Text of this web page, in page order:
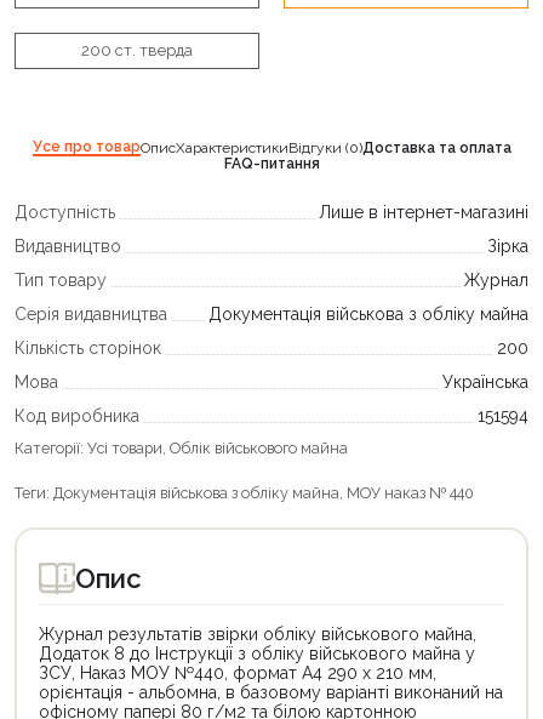
200 ст. тверда
Усе про товарОписХарактеристикиВідгуки (0)Доставка та оплата
FAQ-питання
Доступність
Лише в інтернет-магазині
Видавництво
Зірка
Тип товару
Журнал
Серія видавництва
Документація військова з обліку майна
Кількість сторінок
200
Мова
Українська
Код виробника
151594
Категорії: Усі товари, Облік військового майна
Теги: Документація військова з обліку майна, МОУ наказ № 440
Опис
Журнал результатів звірки обліку військового майна,
Додаток 8 до Інструкції з обліку військового майна у
ЗСУ, Наказ МОУ №440, формат А4 290 х 210 мм,
орієнтація - альбомна, в базовому варіанті виконаний на
офісному папері 80 г/м2 та білою картонною